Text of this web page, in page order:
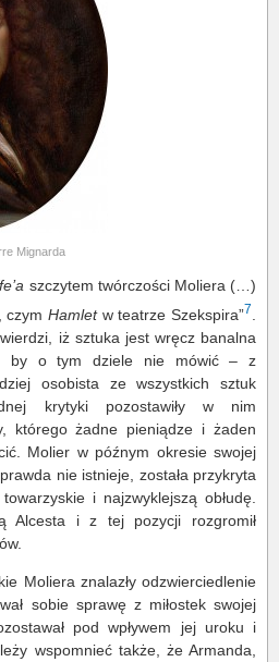
Mignarda
szczytem twórczości Moliera (…)
czym Hamletw teatrze Szekspira”7
iż sztuka jest wręcz banalna
by o tym dziele nie mówić – z
osobista ze wszystkich sztuk
krytyki pozostawiły w nim
którego żadne pieniądze i żaden
Molier w późnym okresie swojej
nie istnieje, została przykryta
i najzwyklejszą obłudę.
Alcesta i z tej pozycji rozgromił
Moliera znalazły odzwierciedlenie
sobie sprawę z miłostek swojej
pod wpływem jej uroku i
wspomnieć także, że Armanda,